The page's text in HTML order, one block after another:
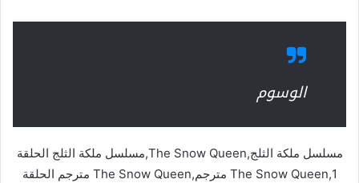
الوسوم
مسلسل ملكة الثلج,The Snow Queen,مسلسل ملكة الثلج الحلقة
1,The Snow Queen مترجم,The Snow Queen مترجم الحلقة